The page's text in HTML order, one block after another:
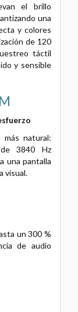
el brillo
una
y colores
de 120
táctil
y sensible
más natural:
3840 Hz
una pantalla
visual.
un 300 %
de audio